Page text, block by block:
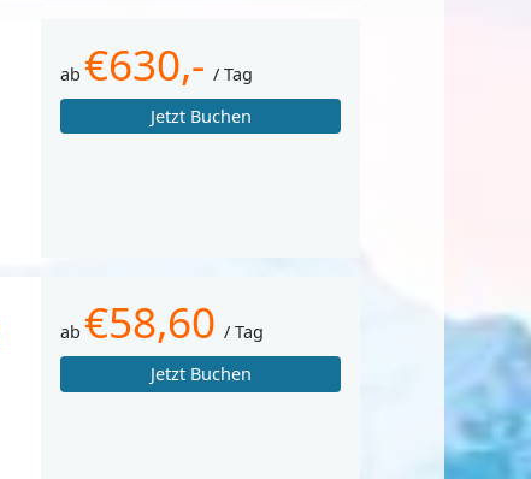
ab €630,- / Tag
Jetzt Buchen
ab €58,60 / Tag
Jetzt Buchen